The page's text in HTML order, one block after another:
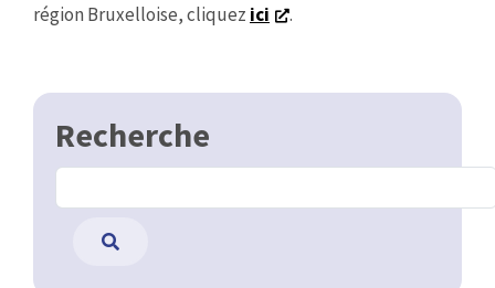
région Bruxelloise, cliquez ici .
Recherche